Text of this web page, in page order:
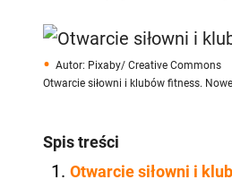
Autor: Pixaby/ Creative Commons
Otwarcie siłowni i klubów fitness.
Spis treści
Otwarcie siłowni i